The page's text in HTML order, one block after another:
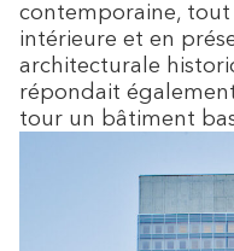
contemporaine, tout
intérieure et en
architecturale
répondait
tour un bâtiment